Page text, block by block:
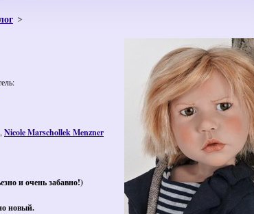
, Nicole Marschollek Menzner
и очень забавно!)
новый.